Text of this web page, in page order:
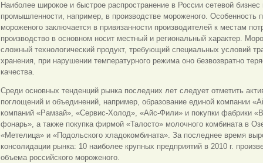
Наиболее широкое и быстрое распространение в России сетевой
промышленности, например, в производстве мороженого. Особенность
мороженого заключается в привязанности производителей к местам
производство в основном носит местный и региональный характер.
сложный технологический продукт, требующий специальных условий
хранения, при нарушении температурного режима оно безвозвратно
качества.
Среди основных тенденций рынка последних лет следует отметить
поглощений и объединений, например, образование единой компании
компаний «Рамзай», «Сервис-Холод», «Айс-Фили» и покупки фабрики
фонарь», а также покупка фирмой «Талосто» молочного комбината в
«Метелица» и «Подольского хладокомбината». За последнее время
консолидации рынка: 10 наиболее крупных предприятий в 2010 г.
объема российского мороженого.